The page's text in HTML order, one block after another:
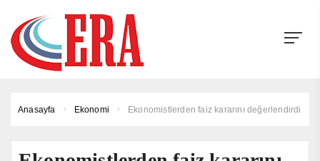
Anasayfa Ekonomi Ekonomistlerden faiz kararını değerlendirdi